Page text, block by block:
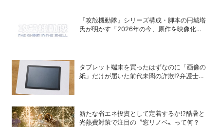
『攻殻機動隊』シリーズ構成・脚本の円城塔
氏が明かす「2026年の今、原作を映像化す
タブレット端末を買ったはずなのに「画像の
紙」だけが届いた前代未聞の詐欺!?弁護士が
新たな省エネ投資として定着するか!?酷暑と
光熱費対策で注目の〝窓リノベ〟って何？